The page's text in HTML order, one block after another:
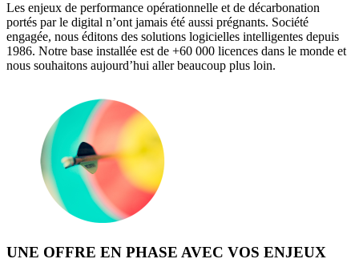
Les enjeux de performance opérationnelle et de décarbonation
portés par le digital n’ont jamais été aussi prégnants. Société
engagée, nous éditons des solutions logicielles intelligentes depuis
1986. Notre base installée est de +60 000 licences dans le monde et
nous souhaitons aujourd’hui aller beaucoup plus loin.
UNE OFFRE EN PHASE AVEC VOS ENJEUX